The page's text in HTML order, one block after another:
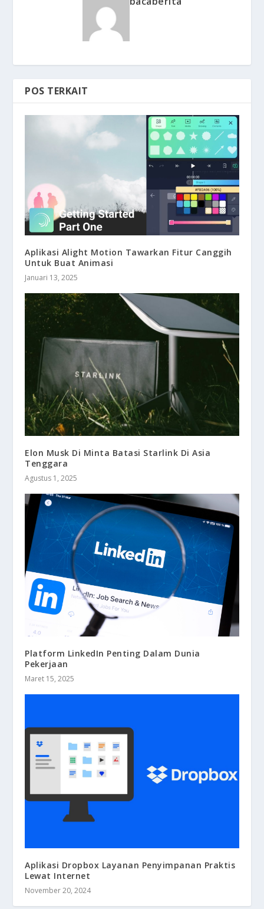
POS TERKAIT
Aplikasi Alight Motion Tawarkan Fitur Canggih
Untuk Buat Animasi
Januari 13, 2025
Elon Musk Di Minta Batasi Starlink Di Asia
Tenggara
Agustus 1, 2025
Platform LinkedIn Penting Dalam Dunia
Pekerjaan
Maret 15, 2025
Aplikasi Dropbox Layanan Penyimpanan Praktis
Lewat Internet
November 20, 2024